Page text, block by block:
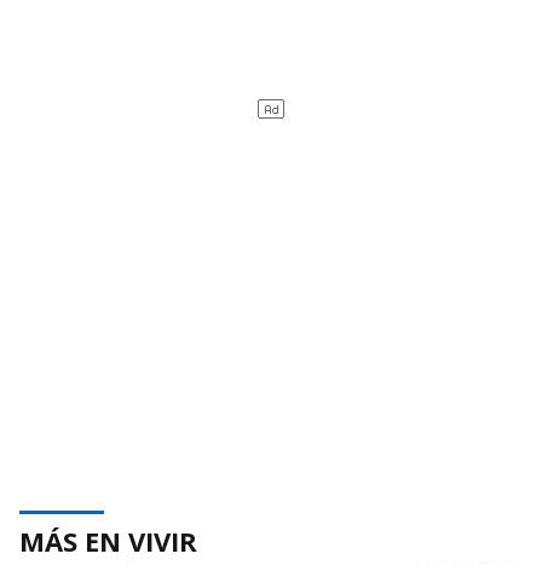
MÁS EN VIVIR